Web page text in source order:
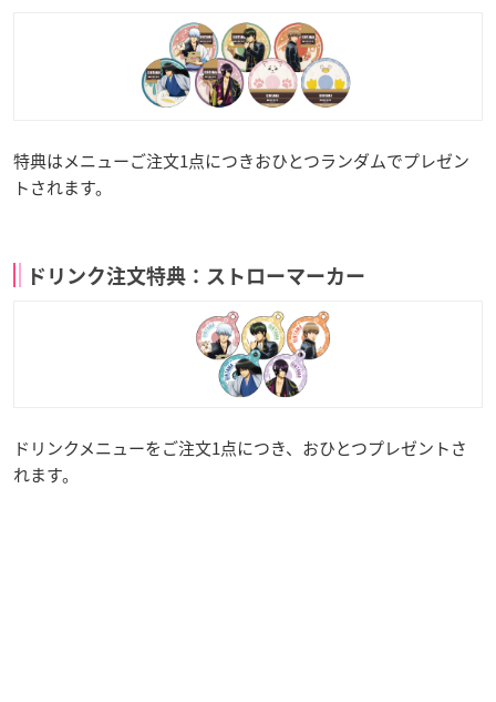
特典はメニューご注文1点につきおひとつランダムでプレゼン
トされます。
ドリンク注文特典：ストローマーカー
ドリンクメニューをご注文1点につき、おひとつプレゼントさ
れます。